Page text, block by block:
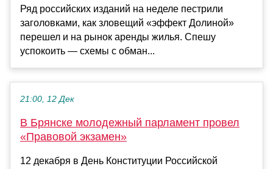
Ряд российских изданий на неделе пестрили
заголовками, как зловещий «эффект Долиной»
перешел и на рынок аренды жилья. Спешу
успокоить — схемы с обман...
21:00, 12 Дек
В Брянске молодежный парламент провел
«Правовой экзамен»
12 декабря в День Конституции Российской